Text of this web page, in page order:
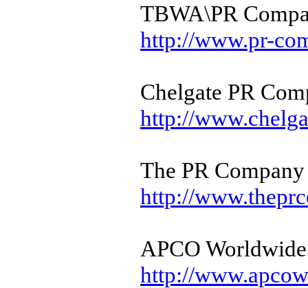
TBWA\PR
http://www.pr-
Chelgate PR
http://
The PR
http://
APCO Worldwide
http://